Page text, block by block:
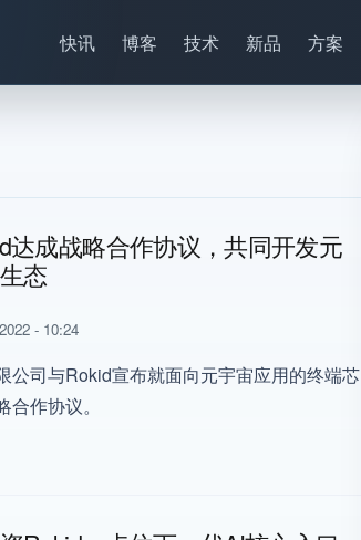
快讯 博客 技术 新品 方案
达成战略合作协议，共同开发元
态
- 10:24
公司与Rokid宣布就面向元宇宙应用的终端芯
作协议。
战略合作协议，共同开发元宇宙终端芯片和生态